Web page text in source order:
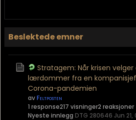
Beslektede emner
Stratagem: Når krisen velger
lærdommer fra en
Corona-pandemien
avFeltposten
1 response217 visninger2 reaksjoner
Nyeste innlegg DTG 280646 Jun 21,